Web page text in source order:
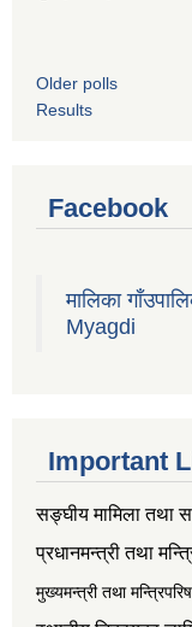
Older polls
Results
Facebook
मालिका
Myagdi
Important
सङ्‍घीय मामिला तथा
प्रधानमन्त्री तथा
मुख्यमन्त्री तथा